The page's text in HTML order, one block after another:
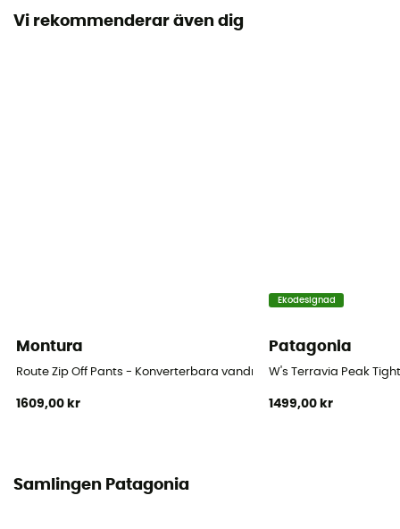
86% polyester recyclé et 14% élasthanne
Vi rekommenderar även dig
Montura
Route Zip Off Pants - Konverterbara vandringsbyxa - Dam
1609,00 kr
Ekodesignad
Patagonia
W's Terravia Peak
1499,00 kr
Samlingen Patagonia